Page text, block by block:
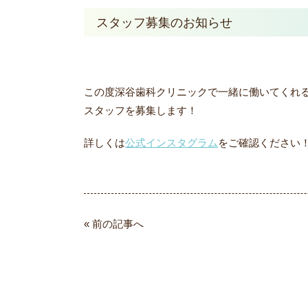
スタッフ募集のお知らせ
この度深谷歯科クリニックで一緒に働いてくれ
スタッフを募集します！
詳しくは公式インスタグラム をご確認ください！
« 前の記事へ